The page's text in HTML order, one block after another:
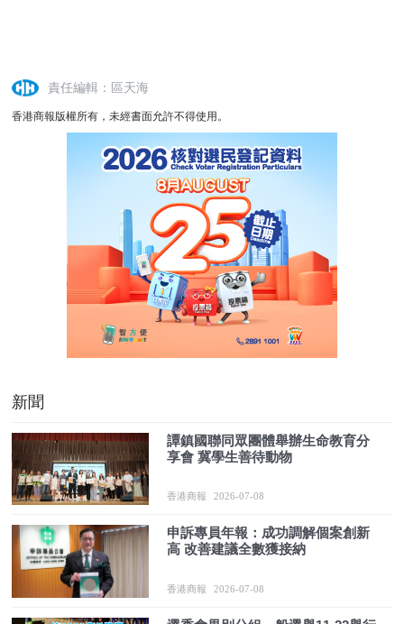
責任編輯：區天海
香港商報版權所有，未經書面允許不得使用。
新聞
譚鎮國聯同眾團體舉辦生命教育分
享會 冀學生善待動物
香港商報 2026-07-08
申訴專員年報：成功調解個案創新
高 改善建議全數獲接納
香港商報 2026-07-08